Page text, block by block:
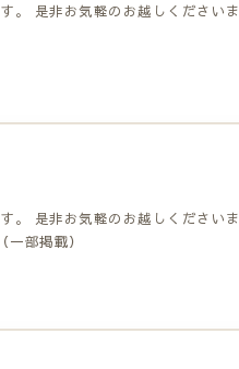
。 是非お気軽のお越しくださいま
。 是非お気軽のお越しくださいま
部掲載）